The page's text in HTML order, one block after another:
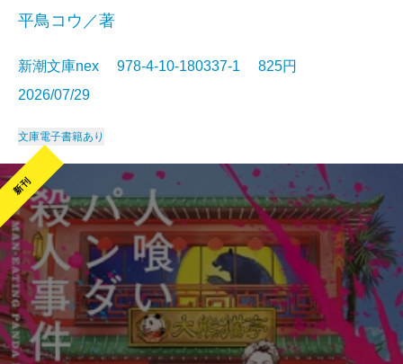
平鳥コウ／著
新潮文庫nex 978-4-10-180337-1 825円
2026/07/29
文庫電子書籍あり
新刊